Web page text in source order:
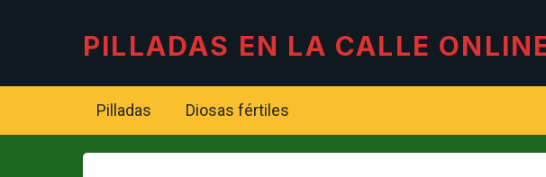
PILLADAS EN LA CALLE
Pilladas Diosas fértiles